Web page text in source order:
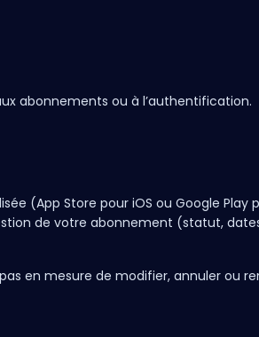
abonnements ou à l’authentification.
(App Store pour iOS ou Google Play
de votre abonnement (statut,
en mesure de modifier, annuler ou